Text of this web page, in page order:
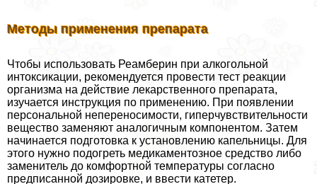
Методы применения препарата
Чтобы использовать Реамберин при алкогольной
интоксикации, рекомендуется провести тест реакции
организма на действие лекарственного препарата,
изучается инструкция по применению. При появлении
персональной непереносимости, гиперчувствительности
вещество заменяют аналогичным компонентом. Затем
начинается подготовка к установлению капельницы. Для
этого нужно подогреть медикаментозное средство либо
заменитель до комфортной температуры согласно
предписанной дозировке, и ввести катетер.